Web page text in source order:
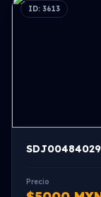
ID: 3613
Precio